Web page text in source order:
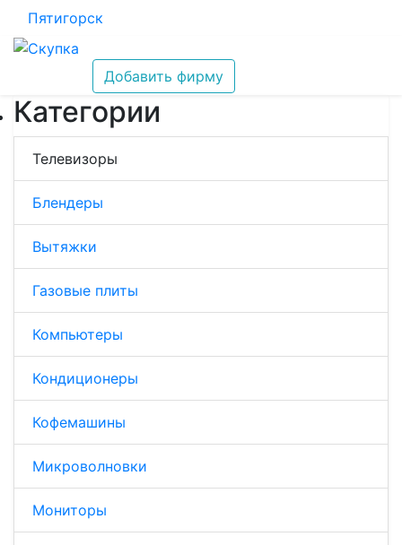
Пятигорск
Добавить фирму
Категории
Телевизоры
Блендеры
Вытяжки
Газовые плиты
Компьютеры
Кондиционеры
Кофемашины
Микроволновки
Мониторы